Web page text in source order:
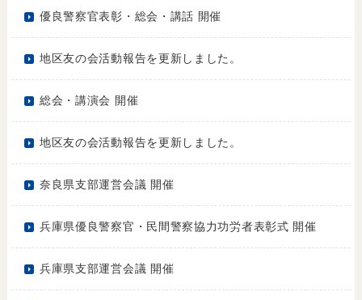
優良警察官表彰・総会・講話 開催
地区友の会活動報告を更新しました。
総会・講演会 開催
地区友の会活動報告を更新しました。
奈良県支部運営会議 開催
兵庫県優良警察官・民間警察協力功労者表彰式 開催
兵庫県支部運営会議 開催